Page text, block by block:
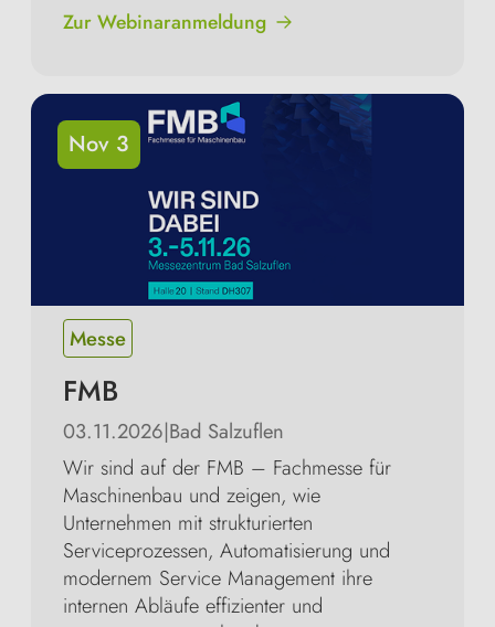
Zur Webinaranmeldung
Nov 3
Messe
FMB
03.11.2026|Bad Salzuflen
Wir sind auf der FMB – Fachmesse für
Maschinenbau und zeigen, wie
Unternehmen mit strukturierten
Serviceprozessen, Automatisierung und
modernem Service Management ihre
internen Abläufe effizienter und